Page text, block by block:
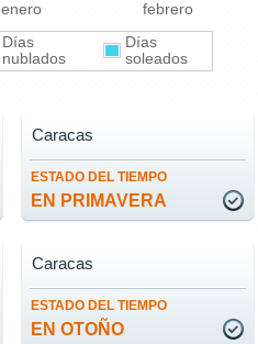
enero febrero
Días
nublados
Días
soleados
ESTADO DEL TIEMPO
EN PRIMAVERA
Caracas
ESTADO DEL TIEMPO
EN OTOÑO
Caracas